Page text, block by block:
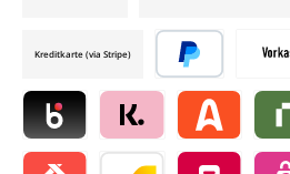
Blik by mollieKlarna by mollieAlma by mollie
Kreditkarte (via Stripe)
Später bezahlen